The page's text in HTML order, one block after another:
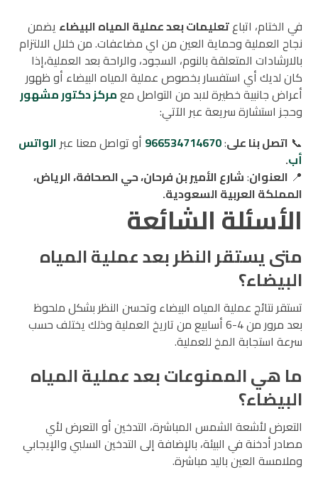
في الختام، اتباعتعليمات بعد عملية المياه البيضاء يضمن
نجاح العملية وحماية العين من اي مضاعفات. من خلال الالتزام
بالارشادات المتعلقة بالنوم، السجود، والراحة بعد العملية،إذا
كان لديك أي استفسار بخصوص عملية المياه البيضاء أو ظهور
أعراض جانبية خطيرة لابد من التواصل معمركز دكتور مشهور
وحجز استشارة سريعة عبر الآتي:
📞 اتصل بنا على:
966534714670 أو تواصل معنا عبرالواتس
أب.
📍 العنوان:شارع الأمير بن فرحان، حي الصحافة، الرياض،
المملكة العربية السعودية.
الأسئلة الشائعة
متى يستقر النظر بعد عملية المياه
البيضاء؟
تستقر نتائج عملية المياه البيضاء وتحسن النظر بشكل ملحوظ
بعد مرور من 4-6 أسابيع من تاريخ العملية وذلك يختلف حسب
سرعة استجابة المخ للعملية.
ما هي الممنوعات بعد عملية المياه
البيضاء؟
التعرض لأشعة الشمس المباشرة، التدخين أو التعرض لأي
مصادر أدخنة في البيئة، بالإضافة إلى التدخين السلبي والإيجابي
وملامسة العين باليد مباشرة.